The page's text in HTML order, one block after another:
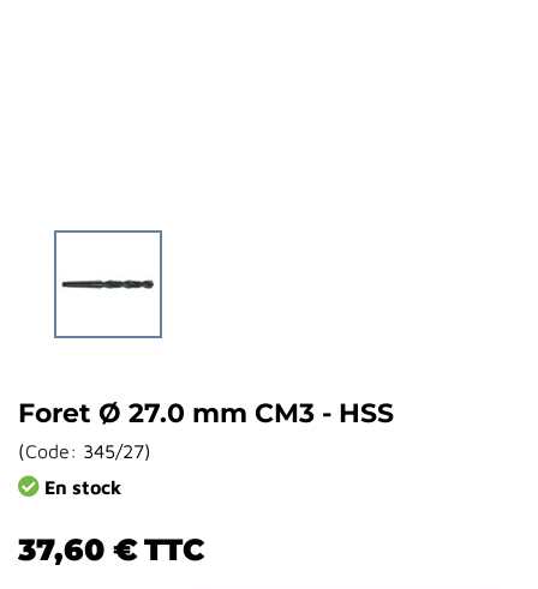
Foret Ø 27.0 mm CM3 - HSS
(Code: 345/27)
En stock
37,60 €TTC